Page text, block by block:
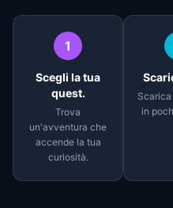
1
Scegli la tua
quest.
Trova
un'avventura che
accende la tua
curiosità.
in